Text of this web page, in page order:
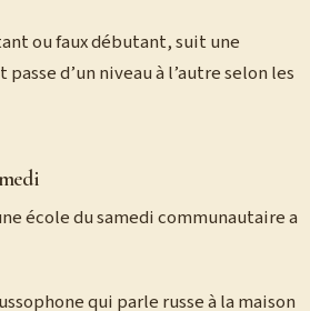
ou faux débutant, suit une
d’un niveau à l’autre selon les
école du samedi communautaire a
qui parle russe à la maison